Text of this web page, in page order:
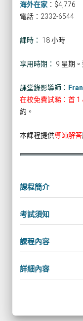
海外在家 ： $4,776
電話：2332-6544
課時： 18 小時
享用時期： 9 星期
課堂錄影導師：
在校免費試睇：首 1
約。
本課程提供導師解答
課程簡介
考試須知
課程內容
詳細內容